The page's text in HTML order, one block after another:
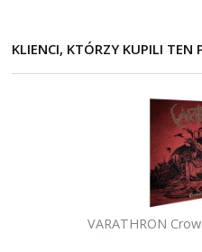
KLIENCI, KTÓRZY KUPILI TEN
VARATHRON